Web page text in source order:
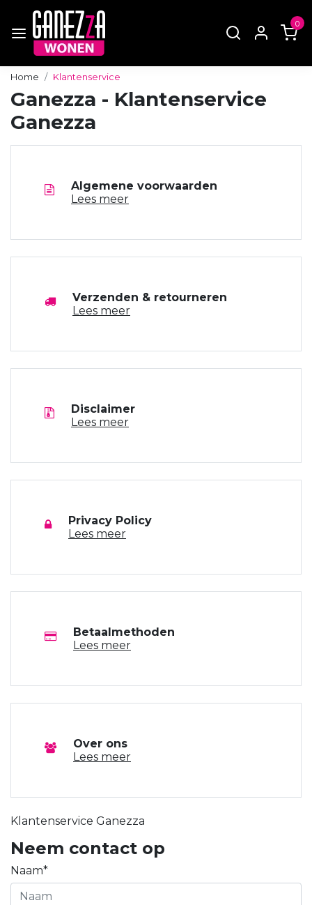
0
Home Klantenservice
Ganezza - Klantenservice
Ganezza
Algemene voorwaarden
Lees meer
Verzenden & retourneren
Lees meer
Disclaimer
Lees meer
Privacy Policy
Lees meer
Betaalmethoden
Lees meer
Over ons
Lees meer
Klantenservice Ganezza
Neem contact op
Naam*